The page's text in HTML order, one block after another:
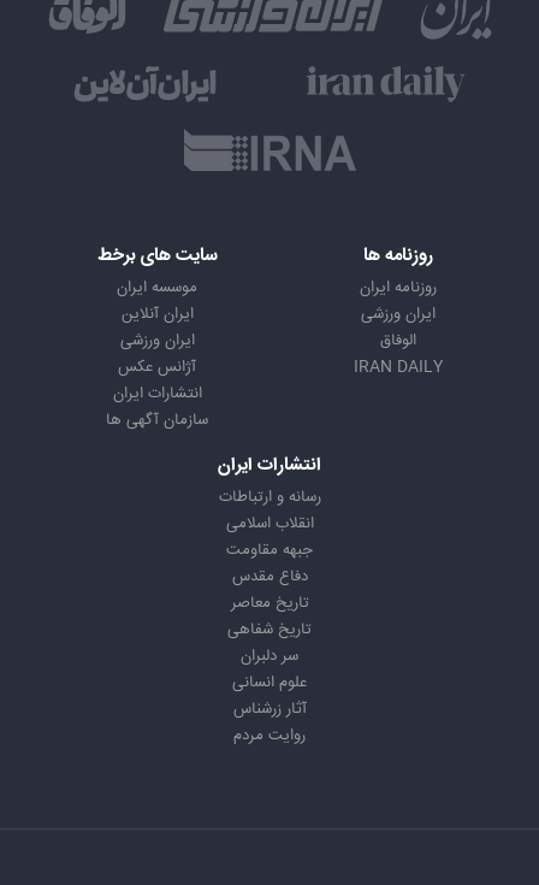
روزنامه ها
روزنامه ایران
ایران ورزشی
الوفاق
IRAN DAILY
سایت های برخط
موسسه ایران
ایران آنلاین
ایران ورزشی
آژانس عکس
انتشارات ایران
سازمان آگهی ها
انتشارات ایران
رسانه و ارتباطات
انقلاب اسلامی
جبهه مقاومت
دفاع مقدس
تاریخ معاصر
تاریخ شفاهی
سر دلبران
علوم انسانی
آثار زرشناس
روایت مردم